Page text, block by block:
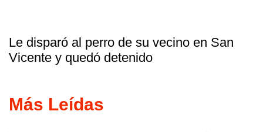
Le disparó al perro de su vecino en San
Vicente y quedó detenido
Más Leídas